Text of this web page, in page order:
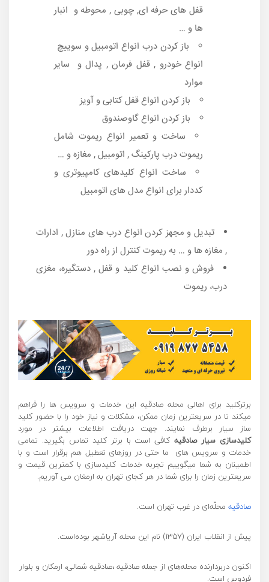
قفل های حرفه ای, چوبی , محوطه و انبار
ها و …
باز کردن درب انواع اتومبیل و سوییچ
انواع خودرو , قفل فرمان , پدال و سایر
موارد
باز کردن انواع قفل کتابی و آویز
باز کردن انواع گاوصندوق
ساخت و تعمیر انواع ریموت شامل
ریموت درب پارکینگ , اتومبیل , مغازه و …
ساخت انواع کلیدهای کامپیوتری و
کددار برای انواع مدل های اتومبیل
تبدیل و مجهز کردن انواع درب های منازل , ادارات
, مغازه ها و … به ریموت کنترل از راه دور
فروش و نصب انواع کلید و قفل , دستگیره، مغزی
درب، ریموت
برترکلید برای اهالی محله صادقیه این خدمات و سرویس ها را فراهم
میکند تا در سریعترین زمان ممکن، مشکلات و نیاز خود را با حضور کلید
ساز سیار برطرف نمایند. جهت دریافت اطلاعات بیشتر در مورد
کلیدسازی سیار صادقیهکافی است با برتر کلید تماس بگیرید. تمامی
خدمات و سرویس های ما حتی در روزهای تعطیل هم برقرار است و با
اطمینان به شما میگوییم تجربه خدمات کلیدسازی با کمترین قیمت و
سریعترین زمان را برای شما در هر کجای تهران به ارمغان می آوریم.
صادقیه محلّه‌ای در غرب تهران است.
پیش از انقلاب ایران (۱۳۵۷) نام این محله آریاشهر بوده‌است.
اکنون دربردارنده محله‌های از جمله صادقیه ،صادقیه شمالی، ارمکان و بلوار
فردوس است.